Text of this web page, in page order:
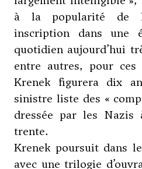
à la popularité de
inscription dans une
quotidien aujourd’hui
entre autres, pour ces
Krenek figurera dix
sinistre liste des «
dressée par les
trente.
Krenek poursuit dans
avec une trilogie